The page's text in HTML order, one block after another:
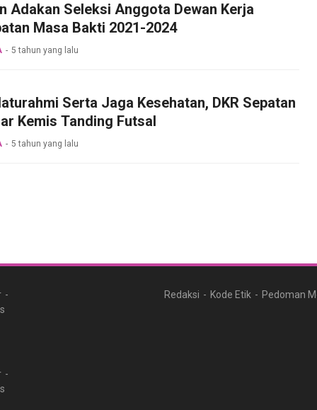
Adakan Seleksi Anggota Dewan Kerja
Masa Bakti 2021-2024
5 tahun yang lalu
Serta Jaga Kesehatan, DKR Sepatan
Kemis Tanding Futsal
5 tahun yang lalu
Redaksi Kode Etik Pedoman